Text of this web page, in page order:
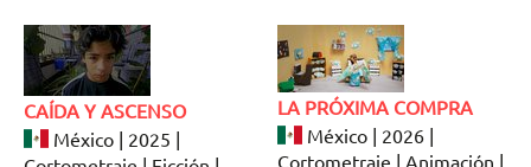
CAÍDA Y ASCENSO
México | 2025 |
LA PRÓXIMA COMPRA
México | 2026 |
Cortometraje | Animación |